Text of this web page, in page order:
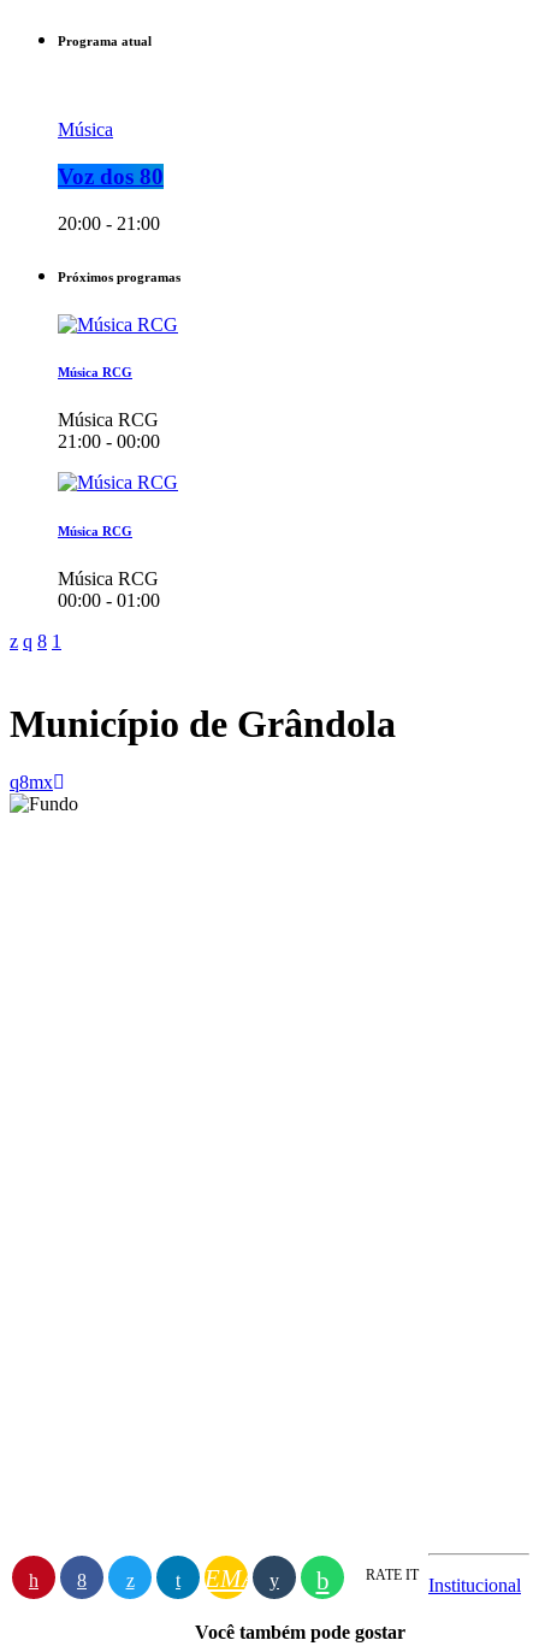
Programa atual
Música
Voz dos 80
20:00 - 21:00
Próximos programas
Música RCG
Música RCG
21:00 - 00:00
Música RCG
Música RCG
00:00 - 01:00
Município de Grândola
EMAIL RATE IT Institucional
Você também pode gostar